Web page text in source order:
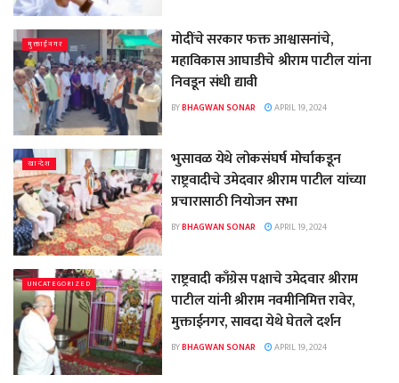
मुक्ताईनगर
मोदींचे सरकार फक्त आश्वासनांचे,
महाविकास आघाडीचे श्रीराम पाटील यांना
निवडून संधी द्यावी
BYBHAGWAN SONAR APRIL 19, 2024
खान्देश
भुसावळ येथे लोकसंघर्ष मोर्चाकडून
राष्ट्रवादीचे उमेदवार श्रीराम पाटील यांच्या
प्रचारासाठी नियोजन सभा
BYBHAGWAN SONAR APRIL 19, 2024
UNCATEGORIZED
राष्ट्रवादी काँग्रेस पक्षाचे उमेदवार श्रीराम
पाटील यांनी श्रीराम नवमीनिमित्त रावेर,
मुक्ताईनगर, सावदा येथे घेतले दर्शन
BYBHAGWAN SONAR APRIL 19, 2024